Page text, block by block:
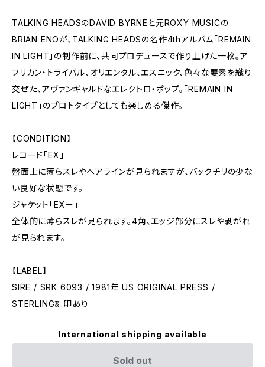
TALKING HEADSのDAVID BYRNEと元ROXY MUSICの
BRIAN ENOが、TALKING HEADSの名作4thアルバム「REMAIN
IN LIGHT」の制作前に、共同プロデュースで作り上げた一枚。ア
フリカン・トライバル、オリエンタル、エスニック、色々な要素を織り
交ぜた、アヴァンギャルドなエレクトロ・ポップ。「REMAIN IN
LIGHT」のプロトタイプとしても楽しめる傑作。
【CONDITION】
レコード「EX」
盤面上に薄らスレやヘアラインが見られますが、バックチリの少な
い良好な状態です。
ジャケット「EXー」
全体的に薄らスレが見られます。4角、エッジ部分にスレや剥がれ
が見られます。
【LABEL】
SIRE / SRK 6093 / 1981年 US ORIGINAL PRESS /
STERLING刻印あり
International shipping available
Sold out